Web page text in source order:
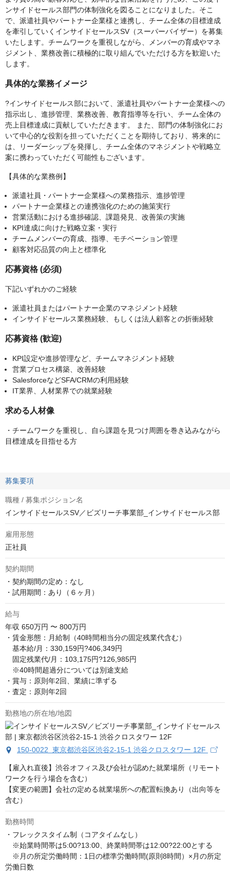
ンサイドセールス部門の体制強化を図ることになりました。そこ
で、派遣社員やパートナー企業様と連携し、チーム全体の目標達成
を牽引していくインサイドセールスSV（スーパーバイザー）を募集
いたします。チームワークを重視しながら、メンバーの育成やマネ
ジメント、業務改善に積極的に取り組んでいただける方を歓迎いた
します。
具体的な業務イメージ
?インサイドセールス部において、派遣社員やパートナー企業様への
指示出し、進捗管理、業務改善、教育指導等を行い、チーム全体の
売上目標達成に貢献していただきます。 また、部門の体制強化にお
いて中心的な役割を担っていただくことを期待しており、将来的に
は、リーダーシップを発揮し、チーム全体のマネジメントや戦略立
案に携わっていただく可能性もございます。
【具体的な業務例】
派遣社員・パートナー企業様への業務指示、進捗管理
パートナー企業様との連携強化のための施策実行
営業活動における進捗確認、課題発見、改善策の実施
KPI達成に向けた戦略立案・実行
チームメンバーの育成、指導、モチベーション管理
顧客対応品質の向上と標準化
応募資格 (必須)
下記いずれかのご経験
派遣社員またはパートナー企業のマネジメント経験
インサイドセールス業務経験、もしくは法人顧客との折衝経験
応募資格 (歓迎)
KPI設定や進捗管理など、チームマネジメント経験
営業プロセス構築、改善経験
SalesforceなどSFA/CRMの利用経験
IT業界、人材業界での就業経験
求める人材像
・チームワークを重視し、自ら課題を見つけ周囲を巻き込みながら
目標達成を目指せる方
募集要項
職種 / 募集ポジション名
インサイドセールスSV／ビズリーチ事業部_インサイドセールス部
雇用形態
正社員
契約期間
・契約期間の定め：なし
・試用期間：あり（６ヶ月）
給与
年収 650万円 〜 800万円
・賃金形態：月給制（40時間相当分の固定残業代含む）
基本給/月：330,159円?406,349円
固定残業代/月：103,175円?126,985円
※40時間超過分については別途支給
・賞与：原則年2回、業績に準ずる
・査定：原則年2回
勤務地の所在地/地図
150-0022 東京都渋谷区渋谷2-15-1 渋谷クロスタワー 12F
【雇入れ直後】渋谷オフィス及び会社が認めた就業場所（リモート
ワークを行う場合を含む）
【変更の範囲】会社の定める就業場所への配置転換あり（出向等を
含む）
勤務時間
・フレックスタイム制（コアタイムなし）
※始業時間帯は5:00?13:00、終業時間帯は12:00?22:00とする
※月の所定労働時間：1日の標準労働時間(原則8時間）×月の所定
労働日数